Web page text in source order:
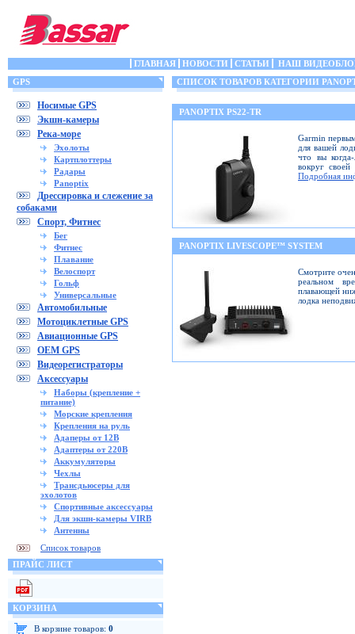
ГЛАВНАЯ НОВОСТИ СТАТЬИ
НАШ
GPS
Носимые GPS
Экшн-камеры
Река-море
Эхолоты
Картплоттеры
Радары
Panoptix
Дрессировка и слежение за
собаками
Спорт, Фитнес
Бег
Фитнес
Плавание
Велоспорт
Гольф
Универсальные
Автомобильные
Мотоциклетные GPS
Авиационные GPS
OEM GPS
Видеорегистраторы
Аксессуары
Наборы (крепление +
питание)
Морские крепления
Крепления на руль
Адаперы от 12В
Адаптеры от 220В
Аккумуляторы
Чехлы
Трансдьюсеры для
эхолотов
Спортивные аксессуары
Для экшн-камеры VIRB
Антенны
Список товаров
ПРАЙС ЛИСТ
КОРЗИНА
В корзине товаров: 0
СПИСОК ТОВАРОВ КАТЕГОРИИ
PANOPTIX PS22-TR
Garmin
для вашей
что вы
вокруг
Подробная
PANOPTIX LIVESCOPE™ SYSTEM
Смотрите
реальном
плавающей
лодка